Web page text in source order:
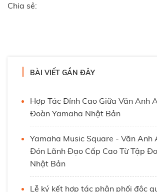
Chia sẻ:
BÀI VIẾT GẦN ĐÂY
Hợp Tác Đỉnh Cao Giữa Văn Anh
Đoàn Yamaha Nhật Bản
Yamaha Music Square - Văn Anh
Đón Lãnh Đạo Cấp Cao Từ Tập
Nhật Bản
Lễ ký kết hợp tác phân phối độc